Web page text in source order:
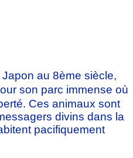
au 8ème siècle,
son parc immense où
Ces animaux sont
divins dans la
pacifiquement